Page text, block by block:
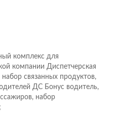
комплекс для
компании Диспетчерская
связанных продуктов,
ДС Бонус водитель,
набор